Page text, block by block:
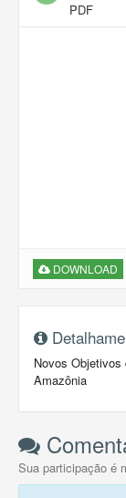
PDF
DOWNLOAD
Novos
Amazônia
Sua participação é